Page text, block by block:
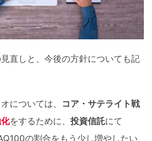
直しと、今後の方針についても記
については、 コア・サテライト戦
をするために、 投資信託にて
の割合をもう少し増やしたい